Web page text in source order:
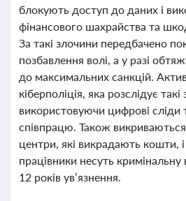
блокують доступ до даних і
фінансового шахрайства та
За такі злочини передбачено
позбавлення волі, а у разі
до максимальних санкцій.
кіберполіція, яка розслідує
використовуючи цифрові сліди
співпрацю. Також
центри, які викрадають кошти, і
працівники несуть кримінальну
12 років ув’язнення.